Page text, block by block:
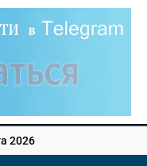
2026